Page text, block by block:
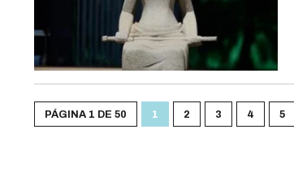
PÁGINA 1 DE 50 1 2 3 4 5